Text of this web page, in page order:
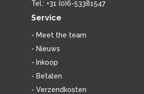
Tel.: +31 (0)6-53381547
Service
- Meet the team
- Nieuws
- Inkoop
- Betalen
- Verzendkosten